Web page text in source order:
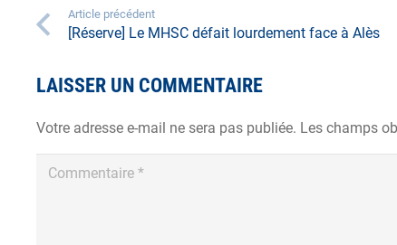
Article précédent
[Réserve] Le MHSC défait lourdement face à Alès
LAISSER UN COMMENTAIRE
Votre adresse e-mail ne sera pas publiée. Les champs